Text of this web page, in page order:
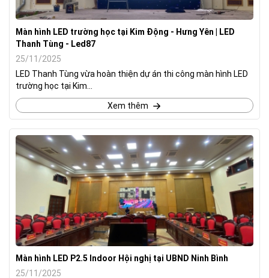
Màn hình LED trường học tại Kim Động - Hưng Yên | LED
Thanh Tùng - Led87
25/11/2025
LED Thanh Tùng vừa hoàn thiện dự án thi công màn hình LED
trường học tại Kim...
Xem thêm
Màn hình LED P2.5 Indoor Hội nghị tại UBND Ninh Bình
25/11/2025